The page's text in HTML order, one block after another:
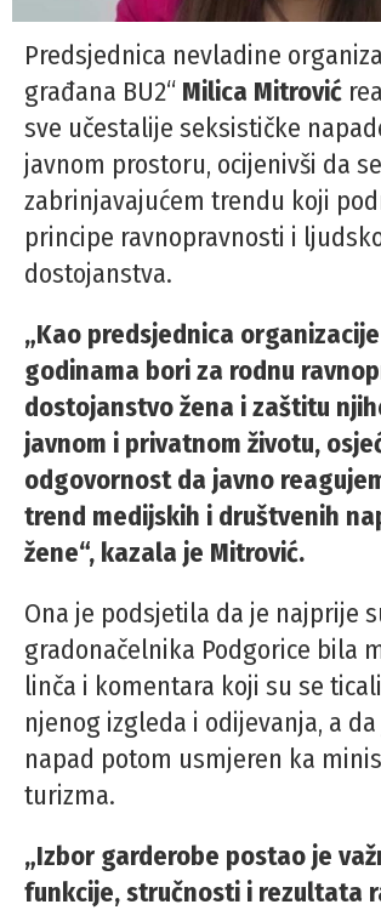
Predsjednica nevladine
građana BU2“ Milica Mitrović
sve učestalije seksističke
javnom prostoru, ocijenivši da
zabrinjavajućem trendu koji
principe ravnopravnosti i
dostojanstva.
„Kao predsjednica
godinama bori za rodnu
dostojanstvo žena i zaštitu
javnom i privatnom životu,
odgovornost da javno
trend medijskih i društvenih
žene“, kazala je Mitrović.
Ona je podsjetila da je najprije
gradonačelnika Podgorice bila
linča i komentara koji su se
njenog izgleda i odijevanja, a
napad potom usmjeren ka
turizma.
„Izbor garderobe postao je
funkcije, stručnosti i rezultata